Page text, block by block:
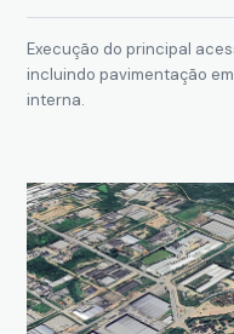
Execução do principal
incluindo pavimentação
interna.